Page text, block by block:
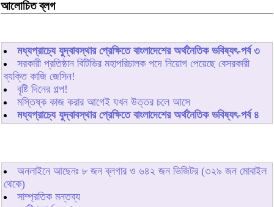
আলোচিত ব্লগ
মধ্যপ্রাচ্যে যুদ্বাবস্থার প্রেক্ষিতে বাংলাদেশের অর্থনৈতিক ভবিষ্যৎ-পর্ব ৩
সরকারী প্রতিষ্ঠান বিটিভির মহাপরিচালক পদে নিয়োগ পেয়েছে বেসরকারী
ব্যক্তি কাজি জেসিন!
বৃষ্টি দিনের গল্প!
মস্তিষ্ক কাজ করার আগেই যখন উত্তর চলে আসে
মধ্যপ্রাচ্যে যুদ্বাবস্থার প্রেক্ষিতে বাংলাদেশের অর্থনৈতিক ভবিষ্যৎ-পর্ব ৪
অনলাইনে আছেনঃ ৮জন ব্লগার ও ৬৪২ জন ভিজিটর (৩২৯ জন মোবাইল
থেকে)
সাম্প্রতিক মন্তব্য